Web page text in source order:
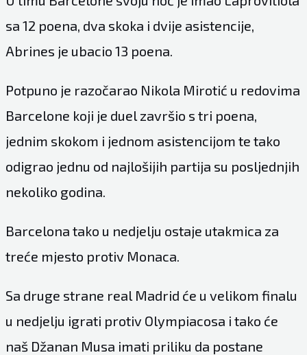
sa 12 poena, dva skoka i dvije asistencije,
Abrines je ubacio 13 poena.
Potpuno je razočarao Nikola Mirotić u redovima
Barcelone koji je duel završio s tri poena,
jednim skokom i jednom asistencijom te tako
odigrao jednu od najlošijih partija su posljednjih
nekoliko godina.
Barcelona tako u nedjelju ostaje utakmica za
treće mjesto protiv Monaca.
Sa druge strane real Madrid će u velikom finalu
u nedjelju igrati protiv Olympiacosa i tako će
naš Džanan Musa imati priliku da postane